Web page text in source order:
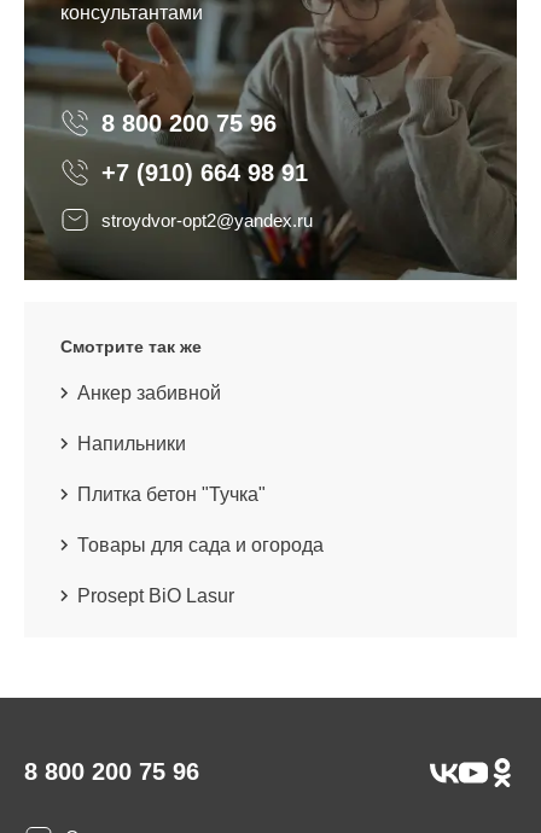
консультантами
8 800 200 75 96 8 800 200 75 96
+7 (910) 664 98 91
stroydvor-opt2@yandex.ru
Смотрите так же
Анкер забивной
Напильники
Плитка бетон "Тучка"
Товары для сада и огорода
Prosept BiO Lasur
8 800 200 75 96